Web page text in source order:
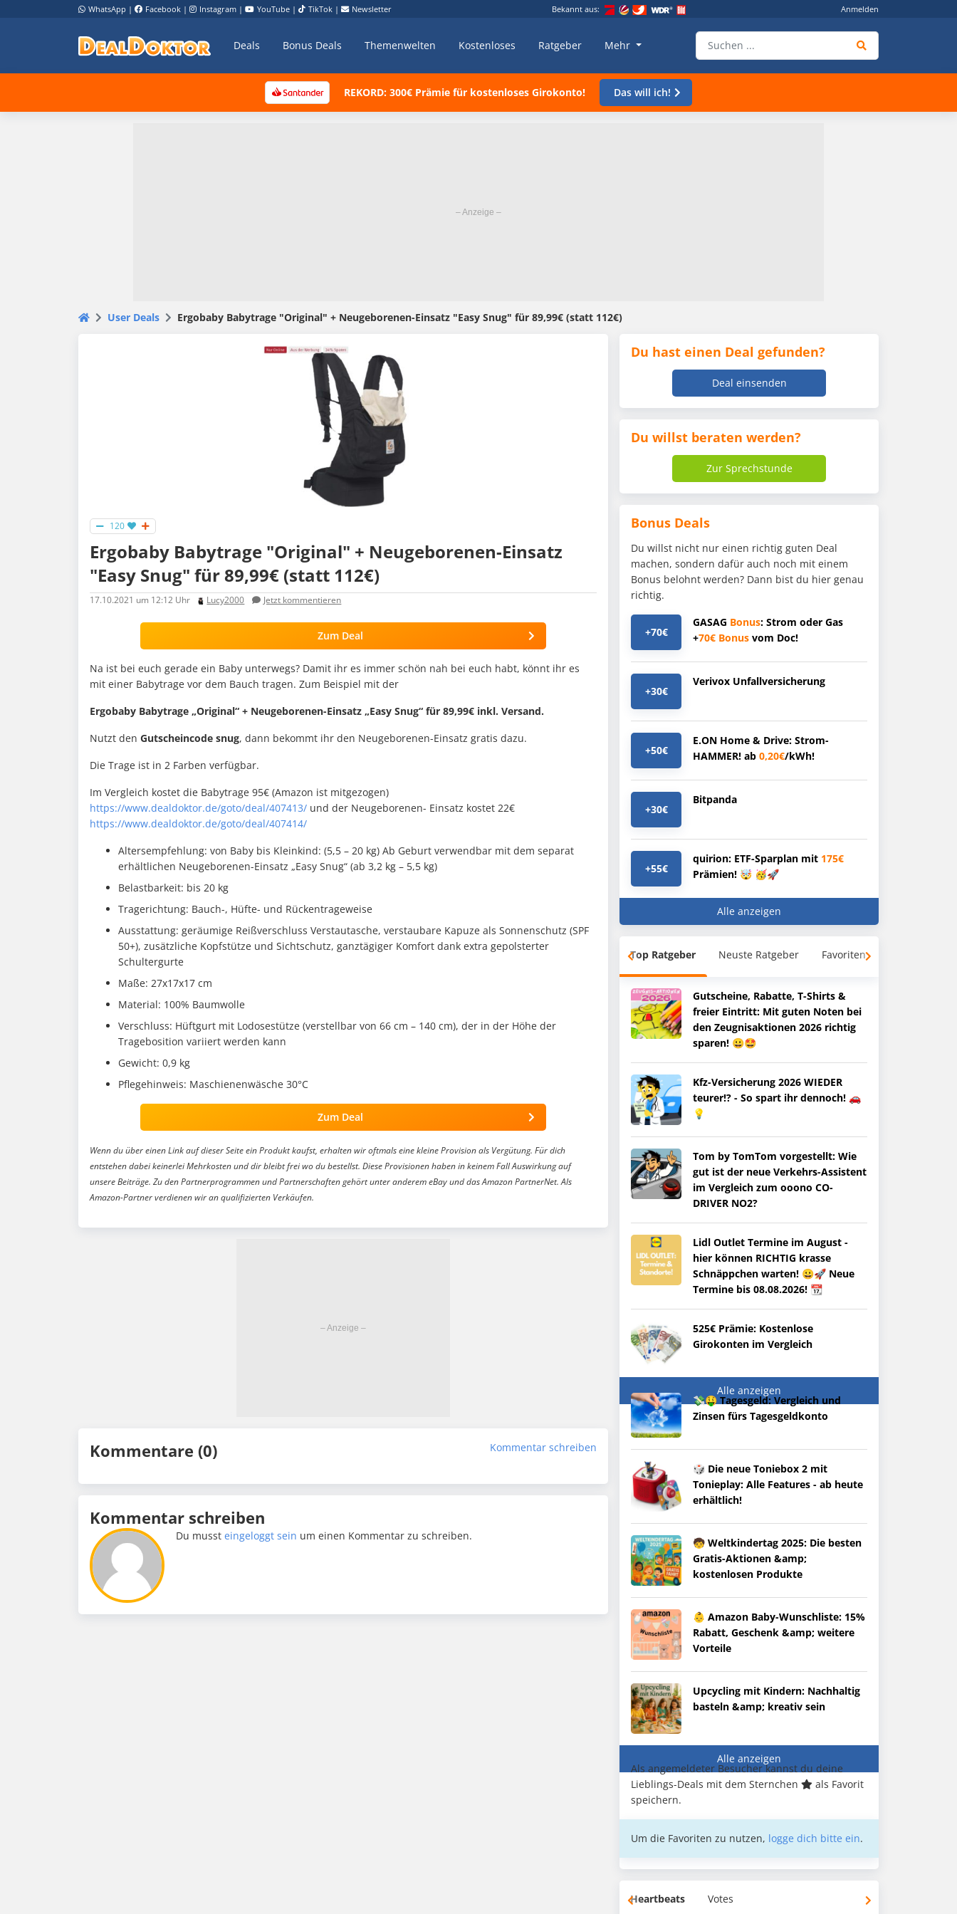
WhatsApp | Facebook | Instagram | YouTube | TikTok | Newsletter Bekannt aus: Anmelden
Deals Bonus Deals Themenwelten Kostenloses Ratgeber Mehr
REKORD: 300€ Prämie für kostenloses Girokonto! Das will ich!
User Deals Ergobaby Babytrage "Original" + Neugeborenen-Einsatz "Easy Snug" für 89,99€ (statt 112€)
120
Ergobaby Babytrage "Original" + Neugeborenen-Einsatz
"Easy Snug" für 89,99€ (statt 112€)
17.10.2021 um 12:12 Uhr Lucy2000 Jetzt kommentieren
Zum Deal
Na ist bei euch gerade ein Baby unterwegs? Damit ihr es immer schön nah bei euch habt, könnt ihr es
mit einer Babytrage vor dem Bauch tragen. Zum Beispiel mit der
Ergobaby Babytrage „Original“ + Neugeborenen-Einsatz „Easy Snug“ für 89,99€ inkl. Versand.
Nutzt den Gutscheincode snug, dann bekommt ihr den Neugeborenen-Einsatz gratis dazu.
Die Trage ist in 2 Farben verfügbar.
Im Vergleich kostet die Babytrage 95€ (Amazon ist mitgezogen)
https://www.dealdoktor.de/goto/deal/407413/ und der Neugeborenen- Einsatz kostet 22€
https://www.dealdoktor.de/goto/deal/407414/
Altersempfehlung: von Baby bis Kleinkind: (5,5 – 20 kg) Ab Geburt verwendbar mit dem separat
erhältlichen Neugeborenen-Einsatz „Easy Snug“ (ab 3,2 kg – 5,5 kg)
Belastbarkeit: bis 20 kg
Tragerichtung: Bauch-, Hüfte- und Rückentrageweise
Ausstattung: geräumige Reißverschluss Verstautasche, verstaubare Kapuze als Sonnenschutz (SPF
50+), zusätzliche Kopfstütze und Sichtschutz, ganztägiger Komfort dank extra gepolsterter
Schultergurte
Maße: 27x17x17 cm
Material: 100% Baumwolle
Verschluss: Hüftgurt mit Lodosestütze (verstellbar von 66 cm – 140 cm), der in der Höhe der
Tragebosition variiert werden kann
Gewicht: 0,9 kg
Pflegehinweis: Maschienenwäsche 30°C
Zum Deal
Wenn du über einen Link auf dieser Seite ein Produkt kaufst, erhalten wir oftmals eine kleine Provision als Vergütung. Für dich
entstehen dabei keinerlei Mehrkosten und dir bleibt frei wo du bestellst. Diese Provisionen haben in keinem Fall Auswirkung auf
unsere Beiträge. Zu den Partnerprogrammen und Partnerschaften gehört unter anderem eBay und das Amazon PartnerNet. Als
Amazon-Partner verdienen wir an qualifizierten Verkäufen.
Kommentare (0) Kommentar schreiben
Kommentar schreiben
Du mussteingeloggt sein um einen Kommentar zu schreiben.
Du hast einen Deal gefunden?
Deal einsenden
Du willst beraten werden?
Zur Sprechstunde
Bonus Deals
Du willst nicht nur einen richtig guten Deal
machen, sondern dafür auch noch mit einem
Bonus belohnt werden? Dann bist du hier genau
richtig.
+70€
GASAG Bonus: Strom oder Gas
+70€ Bonus vom Doc!
+30€
Verivox Unfallversicherung
+50€
E.ON Home & Drive: Strom-
HAMMER! ab 0,20€/kWh!
+30€
Bitpanda
+55€
quirion: ETF-Sparplan mit 175€
Prämien! 🤯 🥳🚀
Alle anzeigen
Top Ratgeber Neuste Ratgeber Favoriten
Gutscheine, Rabatte, T-Shirts &
freier Eintritt: Mit guten Noten bei
den Zeugnisaktionen 2026 richtig
sparen! 😀🤩
Kfz-Versicherung 2026 WIEDER
teurer!? - So spart ihr dennoch! 🚗
💡
Tom by TomTom vorgestellt: Wie
gut ist der neue Verkehrs-Assistent
im Vergleich zum ooono CO-
DRIVER NO2?
Lidl Outlet Termine im August -
hier können RICHTIG krasse
Schnäppchen warten! 😀🚀 Neue
Termine bis 08.08.2026! 📆
525€ Prämie: Kostenlose
Girokonten im Vergleich
Alle anzeigen
💸🤑 Tagesgeld: Vergleich und
Zinsen fürs Tagesgeldkonto
🎲 Die neue Toniebox 2 mit
Tonieplay: Alle Features - ab heute
erhältlich!
🧒 Weltkindertag 2025: Die besten
Gratis-Aktionen &amp;
kostenlosen Produkte
👶 Amazon Baby-Wunschliste: 15%
Rabatt, Geschenk &amp; weitere
Vorteile
Upcycling mit Kindern: Nachhaltig
basteln &amp; kreativ sein
Alle anzeigen
Als angemeldeter Besucher kannst du deine
Lieblings-Deals mit dem Sternchen
als Favorit
speichern.
Um die Favoriten zu nutzen, logge dich bitte ein.
Heartbeats Votes